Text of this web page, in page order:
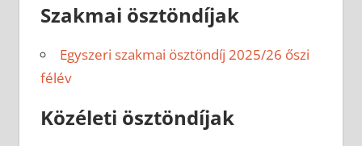
Szakmai ösztöndíjak
Egyszeri szakmai ösztöndíj 2025/26 őszi
félév
Közéleti ösztöndíjak